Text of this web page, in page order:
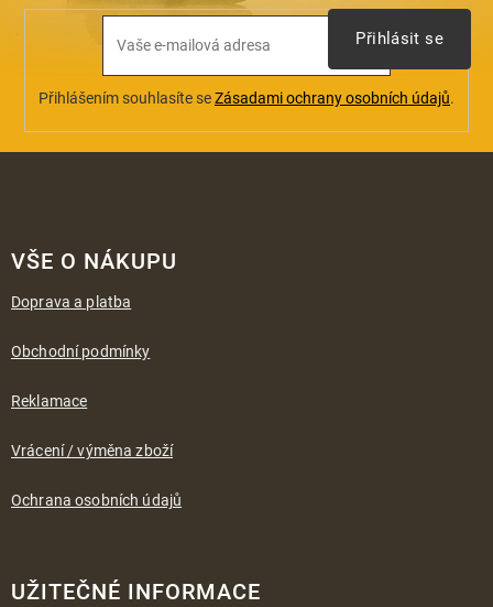
Přihlášením souhlasíte seZásadami ochrany osobních údajů.
Přihlásit se
VŠE O NÁKUPU
Doprava a platba
Obchodní podmínky
Reklamace
Vrácení / výměna zboží
Ochrana osobních údajů
UŽITEČNÉ INFORMACE